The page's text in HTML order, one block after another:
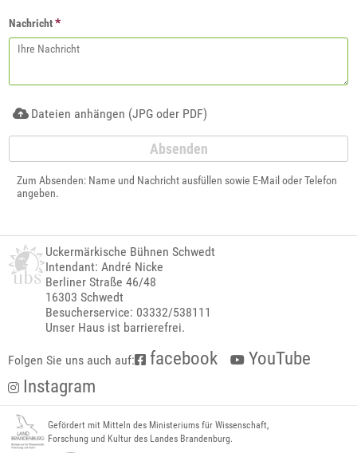
Nachricht*
Dateien anhängen (JPG oder PDF)
Zum Absenden: Name und Nachricht ausfüllen sowie E-Mail oder Telefon
angeben.
Uckermärkische Bühnen Schwedt
Intendant: André Nicke
Berliner Straße 46/48
16303 Schwedt
Besucherservice: 03332/538111
Unser Haus ist barrierefrei.
Folgen Sie uns auch auf: facebook
YouTube
Instagram
Gefördert mit Mitteln des Ministeriums für Wissenschaft,
Forschung und Kultur des Landes Brandenburg.